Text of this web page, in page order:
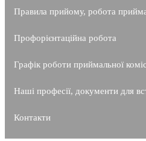
Правила прийому, робота
Профорієнтаційна робота
Графік роботи приймальної
Наші професії, документи для
Контакти